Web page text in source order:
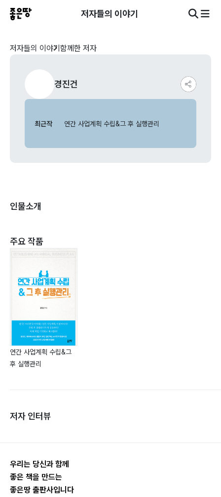
저자들의 이야기
저자들의 이야기 함께한 저자
경진건
최근작 연간 사업계획 수립&그 후 실행관리
인물소개
주요 작품
연간 사업계획 수립&그
후 실행관리
저자 인터뷰
우리는 당신과 함께
좋은 책을 만드는
좋은땅 출판사입니다